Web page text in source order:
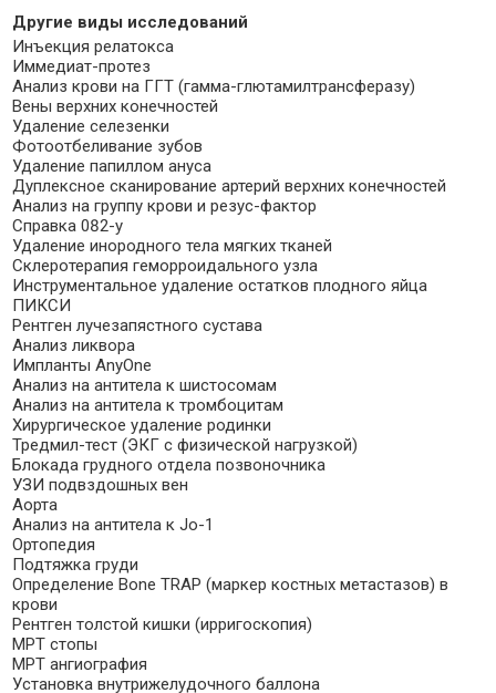
Другие виды исследований
Инъекция релатокса
Иммедиат-протез
Анализ крови на ГГТ (гамма-глютамилтрансферазу)
Вены верхних конечностей
Удаление селезенки
Фотоотбеливание зубов
Удаление папиллом ануса
Дуплексное сканирование артерий верхних конечностей
Анализ на группу крови и резус-фактор
Справка 082-у
Удаление инородного тела мягких тканей
Склеротерапия геморроидального узла
Инструментальное удаление остатков плодного яйца
ПИКСИ
Рентген лучезапястного сустава
Анализ ликвора
Импланты AnyOne
Анализ на антитела к шистосомам
Анализ на антитела к тромбоцитам
Хирургическое удаление родинки
Тредмил-тест (ЭКГ с физической нагрузкой)
Блокада грудного отдела позвоночника
УЗИ подвздошных вен
Аорта
Анализ на антитела к Jo-1
Ортопедия
Подтяжка груди
Определение Bone TRAP (маркер костных метастазов) в
крови
Рентген толстой кишки (ирригоскопия)
МРТ стопы
МРТ ангиография
Установка внутрижелудочного баллона